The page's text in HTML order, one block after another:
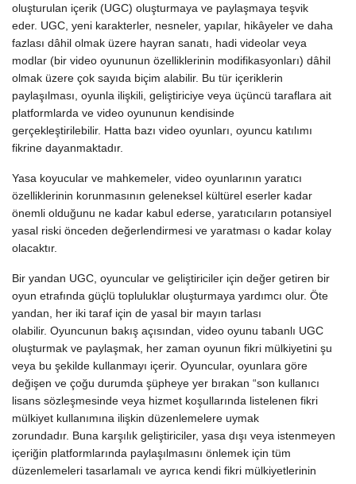
oluşturulan içerik (UGC) oluşturmaya ve paylaşmaya teşvik
eder. UGC, yeni karakterler, nesneler, yapılar, hikâyeler ve daha
fazlası dâhil olmak üzere hayran sanatı, hadi videolar veya
modlar (bir video oyununun özelliklerinin modifikasyonları) dâhil
olmak üzere çok sayıda biçim alabilir. Bu tür içeriklerin
paylaşılması, oyunla ilişkili, geliştiriciye veya üçüncü taraflara ait
platformlarda ve video oyununun kendisinde
gerçekleştirilebilir. Hatta bazı video oyunları, oyuncu katılımı
fikrine dayanmaktadır.
Yasa koyucular ve mahkemeler, video oyunlarının yaratıcı
özelliklerinin korunmasının geleneksel kültürel eserler kadar
önemli olduğunu ne kadar kabul ederse, yaratıcıların potansiyel
yasal riski önceden değerlendirmesi ve yaratması o kadar kolay
olacaktır.
Bir yandan UGC, oyuncular ve geliştiriciler için değer getiren bir
oyun etrafında güçlü topluluklar oluşturmaya yardımcı olur. Öte
yandan, her iki taraf için de yasal bir mayın tarlası
olabilir. Oyuncunun bakış açısından, video oyunu tabanlı UGC
oluşturmak ve paylaşmak, her zaman oyunun fikri mülkiyetini şu
veya bu şekilde kullanmayı içerir. Oyuncular, oyunlara göre
değişen ve çoğu durumda şüpheye yer bırakan “son kullanıcı
lisans sözleşmesinde veya hizmet koşullarında listelenen fikri
mülkiyet kullanımına ilişkin düzenlemelere uymak
zorundadır. Buna karşılık geliştiriciler, yasa dışı veya istenmeyen
içeriğin platformlarında paylaşılmasını önlemek için tüm
düzenlemeleri tasarlamalı ve ayrıca kendi fikri mülkiyetlerinin